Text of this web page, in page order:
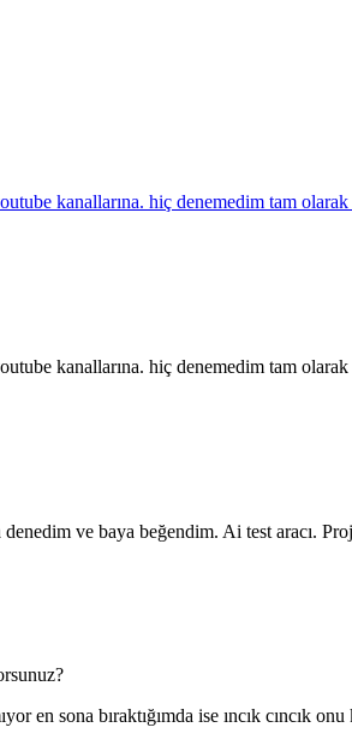
kanallarına. hiç denemedim tam olarak
kanallarına. hiç denemedim tam olarak
ve baya beğendim. Ai test aracı.
en sona bıraktığımda ise ıncık cıncık